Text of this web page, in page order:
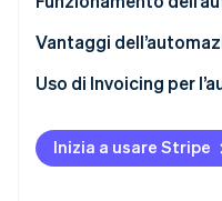
Scopri come
Vantaggi
Uso di Invoicing per
Inizia a usare Stripe